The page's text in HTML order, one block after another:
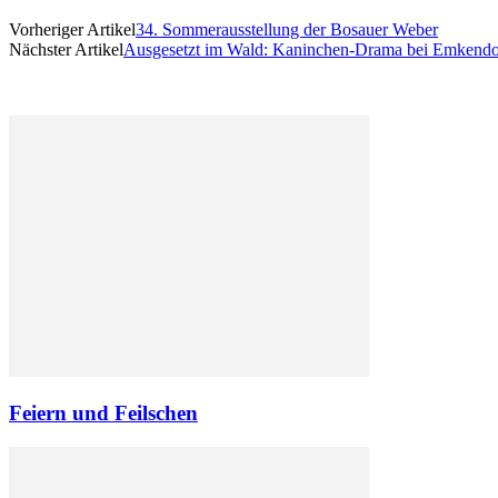
Vorheriger Artikel34. Sommerausstellung der Bosauer Weber
Nächster ArtikelAusgesetzt im Wald: Kaninchen-Drama bei
Feiern und Feilschen